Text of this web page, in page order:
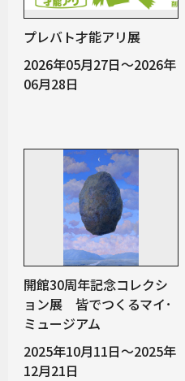
プレバト才能アリ展
2026年05月27日～2026年
06月28日
開館30周年記念コレクシ
ョン展 皆でつくるマイ･
ミュージアム
2025年10月11日～2025年
12月21日